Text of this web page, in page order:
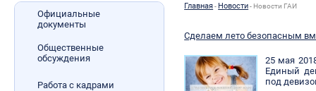
Официальные
документы
Общественные
обсуждения
Работа с кадрами
Главная- Новости- Новости ГАИ
Сделаем лето безопасным
25 мая
Единый
под